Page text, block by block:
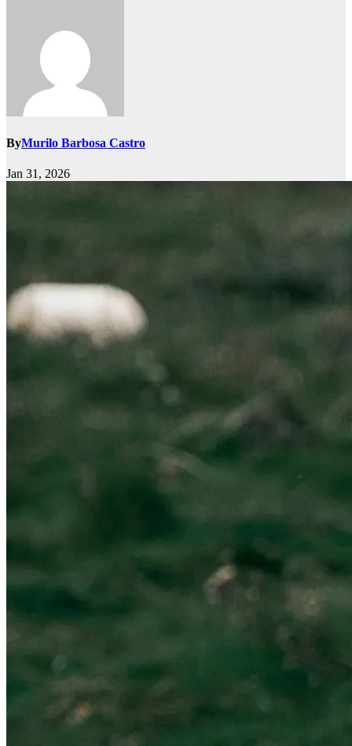
ByMurilo Barbosa Castro
Jan 31, 2026